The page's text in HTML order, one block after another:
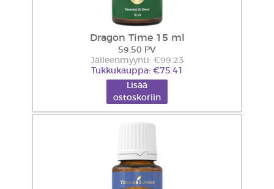
Dragon Time 15 ml
59.50 PV
Jälleenmyynti: €99.23
Tukkukauppa: €75.41
Lisää
ostoskoriin